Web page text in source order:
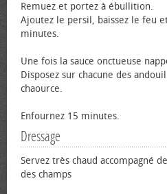
Remuez et portez à ébullition.
Ajoutez le persil, baissez le feu
minutes.
Une fois la sauce onctueuse
Disposez sur chacune des
chaource.
Enfournez 15 minutes.
Dressage
Servez très chaud accompagné
des champs